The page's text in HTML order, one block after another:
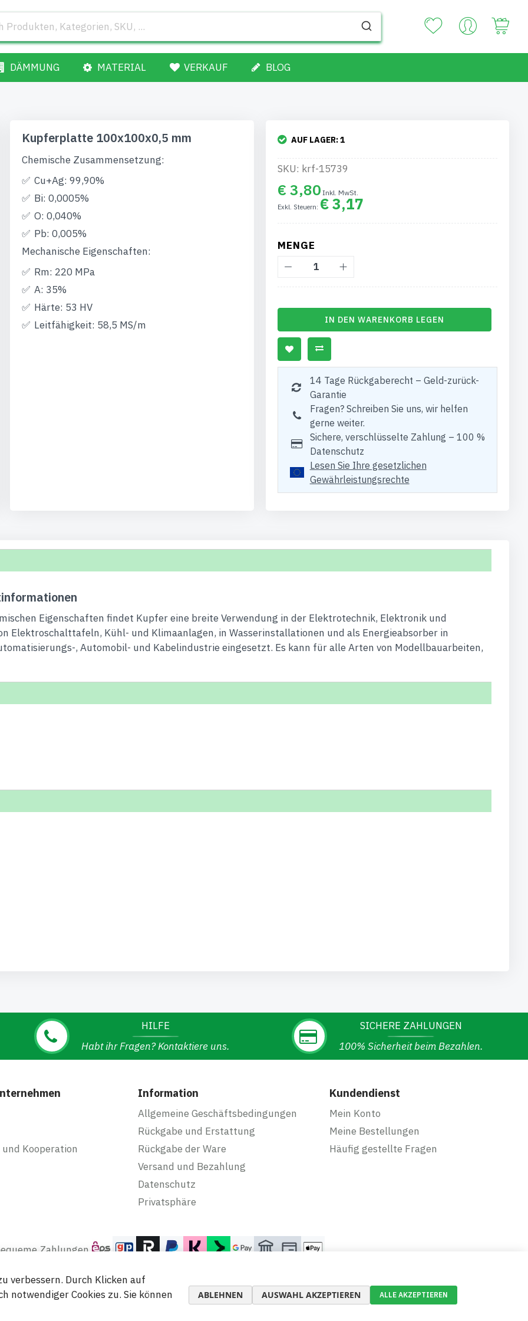
DÄMMUNG MATERIAL VERKAUF BLOG
Kupferplatte 100x100x0,5 mm
Chemische Zusammensetzung:
Cu+Ag: 99,90%
Bi: 0,0005%
O: 0,040%
Pb: 0,005%
Mechanische Eigenschaften:
Rm: 220 MPa
A: 35%
Härte: 53 HV
Leitfähigkeit: 58,5 MS/m
AUF LAGER:1
SKU: krf-15739
€ 3,80
€ 3,17
MENGE
IN DEN WARENKORB LEGEN
14 Tage Rückgaberecht – Geld-zurück-
Garantie
Fragen? Schreiben Sie uns, wir helfen
gerne weiter.
Sichere, verschlüsselte Zahlung – 100 %
Datenschutz
Lesen Sie Ihre gesetzlichen
Gewährleistungsrechte
Eigenschaften findet Kupfer eine breite Verwendung in der Elektrotechnik, Elektronik und
Elektroschalttafeln, Kühl- und Klimaanlagen, in Wasserinstallationen und als Energieabsorber in
, Automobil- und Kabelindustrie eingesetzt. Es kann für alle Arten von Modellbauarbeiten,
HILFE
Habt ihr Fragen? Kontaktiere uns.
SICHERE ZAHLUNGEN
100% Sicherheit beim Bezahlen.
Kooperation
Information
Allgemeine Geschäftsbedingungen
Rückgabe und Erstattung
Rückgabe der Ware
Versand und Bezahlung
Datenschutz
Privatsphäre
Kundendienst
Mein Konto
Meine Bestellungen
Häufig gestellte Fragen
Zahlungen
verbessern. Durch Klicken auf
notwendiger Cookies zu. Sie können
ABLEHNEN AUSWAHL AKZEPTIEREN ALLE AKZEPTIEREN